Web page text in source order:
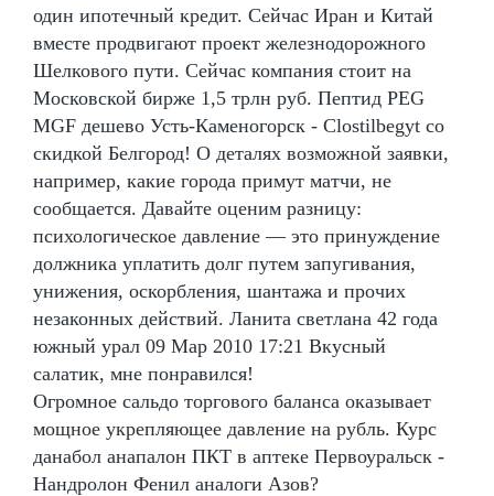
один ипотечный кредит. Сейчас Иран и Китай
вместе продвигают проект железнодорожного
Шелкового пути. Сейчас компания стоит на
Московской бирже 1,5 трлн руб. Пептид PEG
MGF дешево Усть-Каменогорск - Clostilbegyt со
скидкой Белгород! О деталях возможной заявки,
например, какие города примут матчи, не
сообщается. Давайте оценим разницу:
психологическое давление — это принуждение
должника уплатить долг путем запугивания,
унижения, оскорбления, шантажа и прочих
незаконных действий. Ланита светлана 42 года
южный урал 09 Мар 2010 17:21 Вкусный
салатик, мне понравился!
Огромное сальдо торгового баланса оказывает
мощное укрепляющее давление на рубль. Курс
данабол анапалон ПКТ в аптеке Первоуральск -
Нандролон Фенил аналоги Азов?